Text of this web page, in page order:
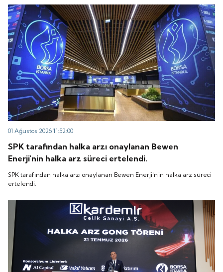
görmeye başlayacak.
koduyla Borsa İstanbul'da işlem görmeye başlayacak.
01 Ağustos 2026 11:52:00
SPK tarafından halka arzı onaylanan Bewen
Enerji'nin halka arz süreci ertelendi.
SPK tarafından halka arzı onaylanan Bewen Enerji'nin halka arz süreci
ertelendi.